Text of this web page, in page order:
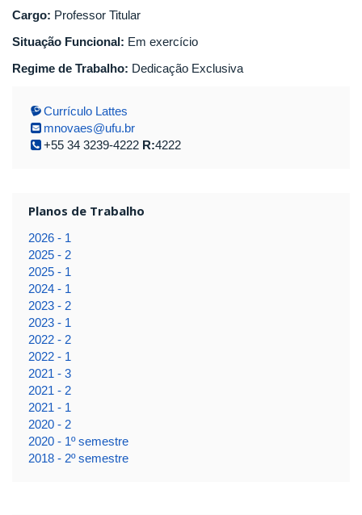
Cargo: Professor Titular
Situação Funcional: Em exercício
Regime de Trabalho: Dedicação Exclusiva
Currículo Lattes
mnovaes@ufu.br
+55 34 3239-4222 R:4222
Planos de Trabalho
2026 - 1
2025 - 2
2025 - 1
2024 - 1
2023 - 2
2023 - 1
2022 - 2
2022 - 1
2021 - 3
2021 - 2
2021 - 1
2020 - 2
2020 - 1º semestre
2018 - 2º semestre